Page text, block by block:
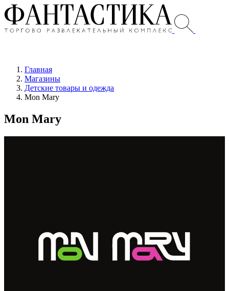
Главная
Магазины
Детские товары и одежда
Mon Mary
Mon Mary